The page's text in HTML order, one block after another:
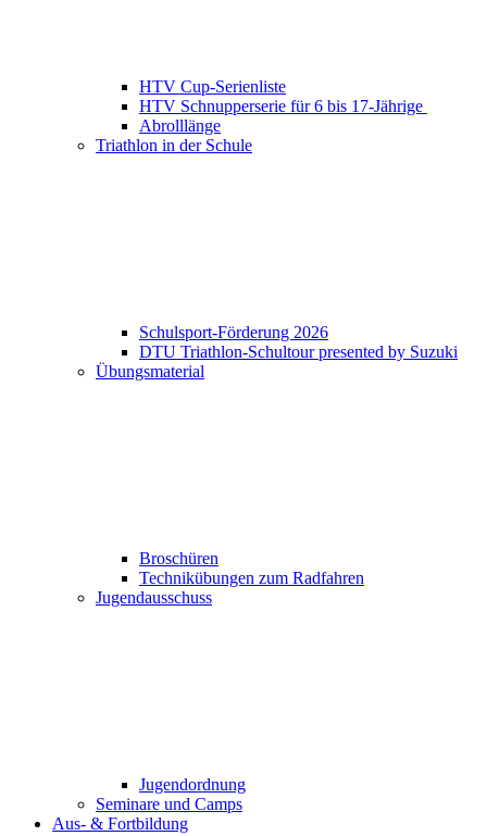
HTV Cup-Serienliste
HTV Schnupperserie für 6 bis 17-Jährige
Abrolllänge
Triathlon in der Schule
Schulsport-Förderung 2026
DTU Triathlon-Schultour presented by Suzuki
Übungsmaterial
Broschüren
Technikübungen zum Radfahren
Jugendausschuss
Jugendordnung
Seminare und Camps
Aus- & Fortbildung